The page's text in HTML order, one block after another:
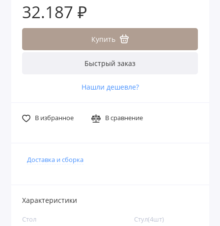
32.187 ₽
Купить
Быстрый заказ
Нашли дешевле?
В избранное В сравнение
Доставка и сборка
Характеристики
Стoл Стул(4шт)